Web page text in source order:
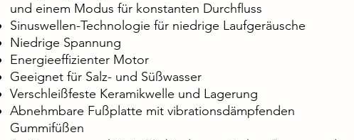
und einem Modus für konstanten Durchfluss
Sinuswellen-Technologie für niedrige Laufgeräusche
Niedrige Spannung
Energieeffizienter Motor
Geeignet für Salz- und Süßwasser
Verschleißfeste Keramikwelle und Lagerung
Abnehmbare Fußplatte mit vibrationsdämpfenden
Gummifüßen